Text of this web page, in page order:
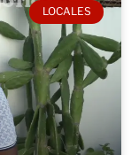
LOCALES